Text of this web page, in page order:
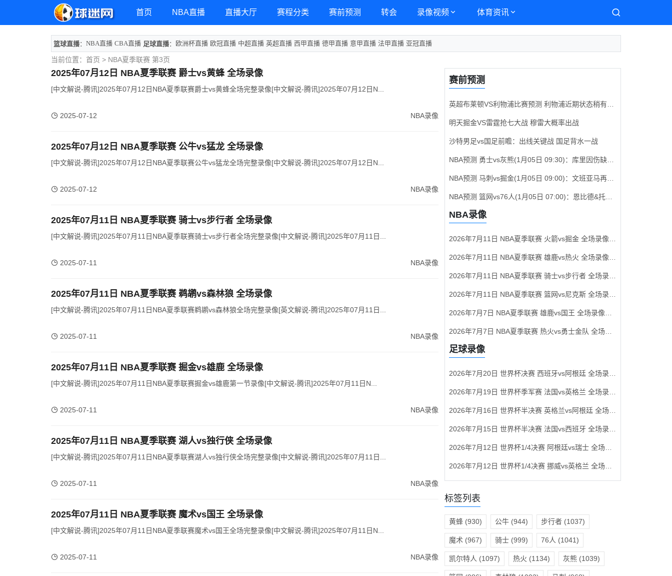
首页 NBA直播 直播大厅 赛程分类 赛前预测 转会 录像视频 体育资讯
篮球直播： NBA直播 CBA直播 足球直播： 欧洲杯直播 欧冠直播 中超直播 英超直播 西甲直播 德甲直播 意甲直播 法甲直播 亚冠直播
当前位置： 首页 > NBA夏季联赛 第3页
2025年07月12日 NBA夏季联赛 爵士vs黄蜂 全场录像
[中文解说-腾讯]2025年07月12日NBA夏季联赛爵士vs黄蜂全场完整录像[中文解说-腾讯]2025年07月12日N...
2025-07-12 NBA录像
2025年07月12日 NBA夏季联赛 公牛vs猛龙 全场录像
[中文解说-腾讯]2025年07月12日NBA夏季联赛公牛vs猛龙全场完整录像[中文解说-腾讯]2025年07月12日N...
2025-07-12 NBA录像
2025年07月11日 NBA夏季联赛 骑士vs步行者 全场录像
[中文解说-腾讯]2025年07月11日NBA夏季联赛骑士vs步行者全场完整录像[中文解说-腾讯]2025年07月11日...
2025-07-11 NBA录像
2025年07月11日 NBA夏季联赛 鹈鹕vs森林狼 全场录像
[中文解说-腾讯]2025年07月11日NBA夏季联赛鹈鹕vs森林狼全场完整录像[英文解说-腾讯]2025年07月11日...
2025-07-11 NBA录像
2025年07月11日 NBA夏季联赛 掘金vs雄鹿 全场录像
[中文解说-腾讯]2025年07月11日NBA夏季联赛掘金vs雄鹿第一节录像[中文解说-腾讯]2025年07月11日N...
2025-07-11 NBA录像
2025年07月11日 NBA夏季联赛 湖人vs独行侠 全场录像
[中文解说-腾讯]2025年07月11日NBA夏季联赛湖人vs独行侠全场完整录像[中文解说-腾讯]2025年07月11日...
2025-07-11 NBA录像
2025年07月11日 NBA夏季联赛 魔术vs国王 全场录像
[中文解说-腾讯]2025年07月11日NBA夏季联赛魔术vs国王全场完整录像[中文解说-腾讯]2025年07月11日N...
2025-07-11 NBA录像
赛前预测
明天掘金VS雷霆抢七大战 穆雷大概率出战
沙特男足vs国足前瞻：出线关键战 国足背水一战
NBA预测 勇士vs灰熊(1月05日 09:30)：库里因伤缺席，无莫熊背靠背体能成隐患
NBA预测 马刺vs掘金(1月05日 09:00)：文班亚马再战约基奇，掘金客场能否成功复仇？
NBA预测 篮网vs76人(1月05日 07:00)：恩比德&托马斯出战成疑，76人力争客场止连败
NBA录像
2026年7月11日 NBA夏季联赛 骑士vs步行者 全场录像回放
2026年7月11日 NBA夏季联赛 篮网vs尼克斯 全场录像回放
足球录像
2026年7月20日 世界杯决赛 西班牙vs阿根廷 全场录像回放
2026年7月19日 世界杯季军赛 法国vs英格兰 全场录像回放
2026年7月15日 世界杯半决赛 法国vs西班牙 全场录像回放
标签列表
黄蜂(930) 公牛(944) 步行者(1037)
魔术 (967) 骑士(999) 76人 (1041)
凯尔特人 (1097) 热火 (1134) 灰熊(1039)